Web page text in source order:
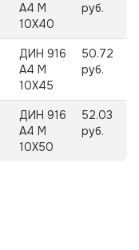
А4 M
10X40
руб.
ДИН 916
А4 M
10X45
50.72
руб.
ДИН 916
А4 M
10X50
52.03
руб.